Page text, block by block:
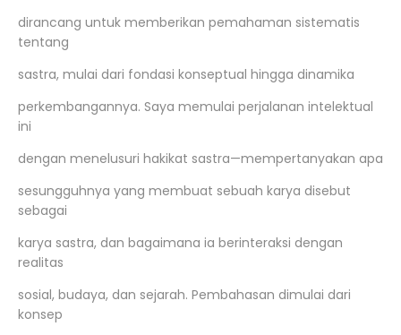
dirancang untuk memberikan pemahaman sistematis
tentang
sastra, mulai dari fondasi konseptual hingga dinamika
perkembangannya. Saya memulai perjalanan intelektual
ini
dengan menelusuri hakikat sastra—mempertanyakan apa
sesungguhnya yang membuat sebuah karya disebut
sebagai
karya sastra, dan bagaimana ia berinteraksi dengan
realitas
sosial, budaya, dan sejarah. Pembahasan dimulai dari
konsep